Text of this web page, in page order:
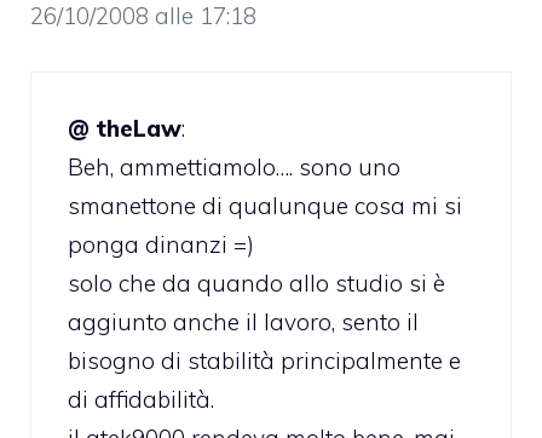
26/10/2008 alle 17:18
@ theLaw:
Beh, ammettiamolo…. sono uno
smanettone di qualunque cosa mi si
ponga dinanzi =)
solo che da quando allo studio si è
aggiunto anche il lavoro, sento il
bisogno di stabilità principalmente e
di affidabilità.